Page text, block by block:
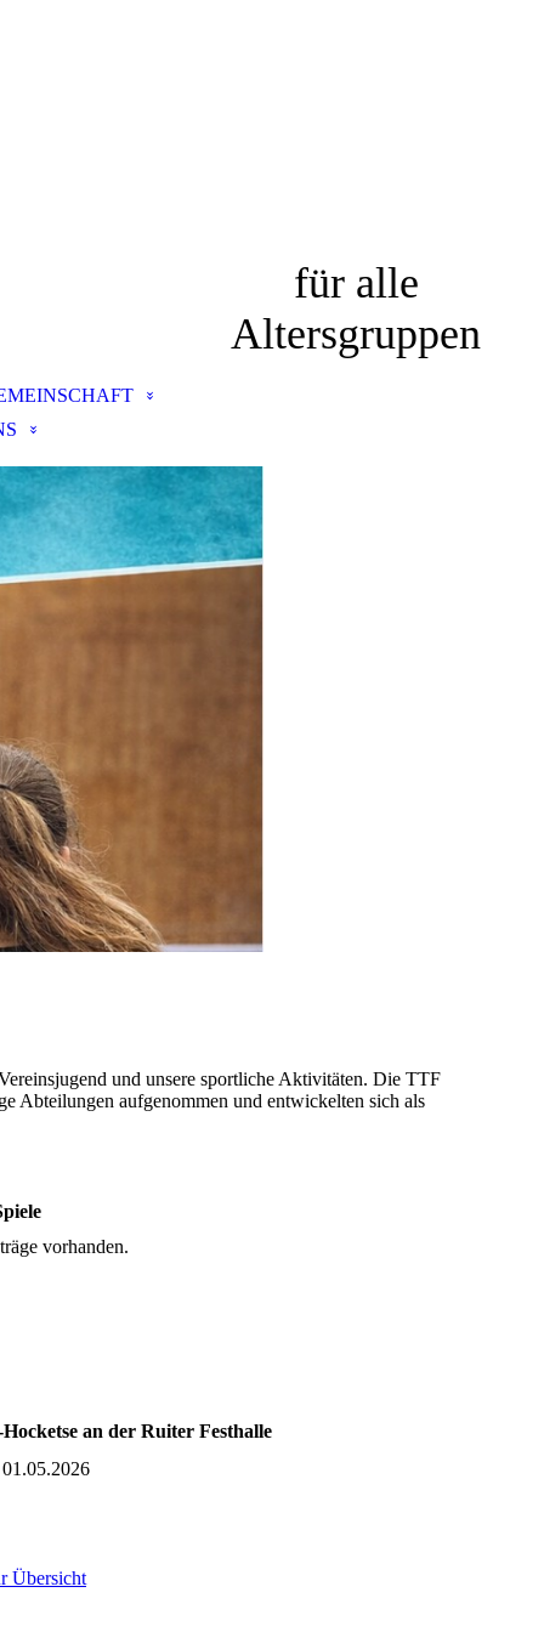
für alle
Altersgruppen
und unsere sportliche Aktivitäten. Die TTF
Abteilungen aufgenommen und entwickelten sich als
vorhanden.
an der Ruiter Festhalle
01.05.2026
Übersicht